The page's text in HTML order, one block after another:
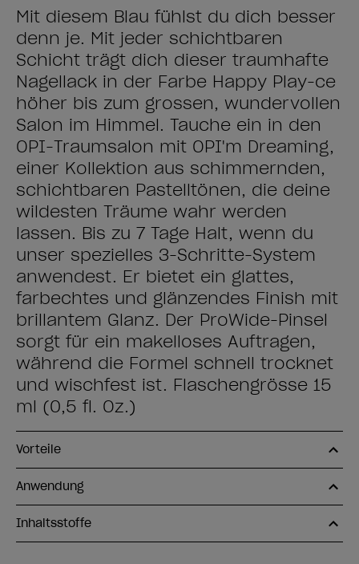
Mit diesem Blau fühlst du dich besser
denn je. Mit jeder schichtbaren
Schicht trägt dich dieser traumhafte
Nagellack in der Farbe Happy Play-ce
höher bis zum grossen, wundervollen
Salon im Himmel. Tauche ein in den
OPI-Traumsalon mit OPI'm Dreaming,
einer Kollektion aus schimmernden,
schichtbaren Pastelltönen, die deine
wildesten Träume wahr werden
lassen. Bis zu 7 Tage Halt, wenn du
unser spezielles 3-Schritte-System
anwendest. Er bietet ein glattes,
farbechtes und glänzendes Finish mit
brillantem Glanz. Der ProWide-Pinsel
sorgt für ein makelloses Auftragen,
während die Formel schnell trocknet
und wischfest ist. Flaschengrösse 15
ml (0,5 fl. Oz.)
Vorteile
Anwendung
Inhaltsstoffe